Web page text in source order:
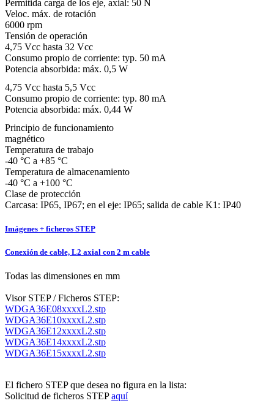
Permitida carga de los eje, axial: 50 N
Veloc. máx. de rotación
6000 rpm
Tensión de operación
4,75 Vcc hasta 32 Vcc
Consumo propio de corriente: typ. 50 mA
Potencia absorbida: máx. 0,5 W
4,75 Vcc hasta 5,5 Vcc
Consumo propio de corriente: typ. 80 mA
Potencia absorbida: máx. 0,44 W
Principio de funcionamiento
magnético
Temperatura de trabajo
-40 °C a +85 °C
Temperatura de almacenamiento
-40 °C a +100 °C
Clase de protección
Carcasa: IP65, IP67; en el eje: IP65; salida de cable K1: IP40
Imágenes + ficheros STEP
Conexión de cable, L2 axial con 2 m cable
Todas las dimensiones en mm
Visor STEP / Ficheros STEP:
WDGA36E08xxxxL2.stp
WDGA36E10xxxxL2.stp
WDGA36E12xxxxL2.stp
WDGA36E14xxxxL2.stp
WDGA36E15xxxxL2.stp
El fichero STEP que desea no figura en la lista:
Solicitud de ficheros STEPaquí